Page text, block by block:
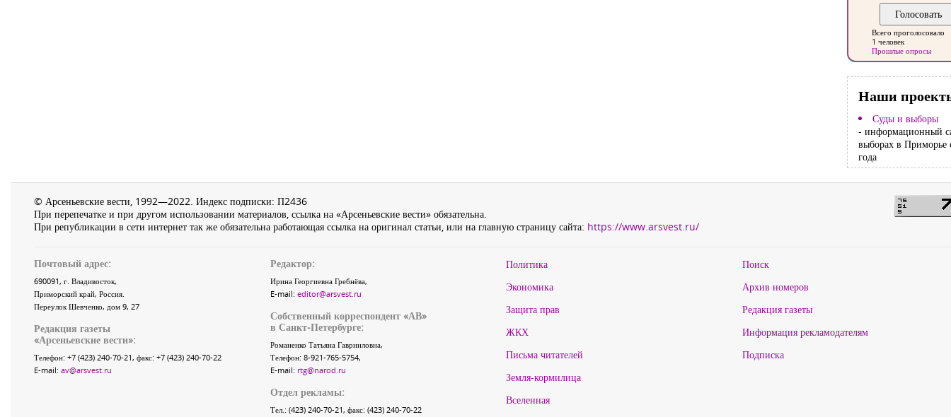
Всего проголосовало
1 человек
Прошлые опросы
Наши
Суды и выборы
- информационный
выборах в Приморье
года
© Арсеньевские вести, 1992—2022. Индекс подписки: П2436
При перепечатке и при другом использовании материалов, ссылка на «Арсеньевские вести» обязательна.
При републикации в сети интернет так же обязательна работающая ссылка на оригинал статьи, или на главную страницу сайта: https://www.arsvest.ru/
Почтовый адрес:
690091, г. Владивосток,
Приморский край, Россия.
Переулок Шевченко, дом 9, 27
Редакция газеты
«Арсеньевские вести»:
Телефон: +7 (423) 240-70-21, факс: +7 (423) 240-70-22
E-mail: av@arsvest.ru
Редактор:
Ирина Георгиевна Гребнёва,
E-mail: editor@arsvest.ru
Собственный корреспондент «АВ»
в Санкт-Петербурге:
Романенко Татьяна Гаврииловна,
Телефон: 8-921-765-5754,
E-mail: rtg@narod.ru
Отдел рекламы:
Тел.: (423) 240-70-21, факс: (423) 240-70-22
Политика
Экономика
Защита прав
ЖКХ
Письма читателей
Земля-кормилица
Вселенная
Поиск
Архив номеров
Редакция газеты
Информация рекламодателям
Подписка